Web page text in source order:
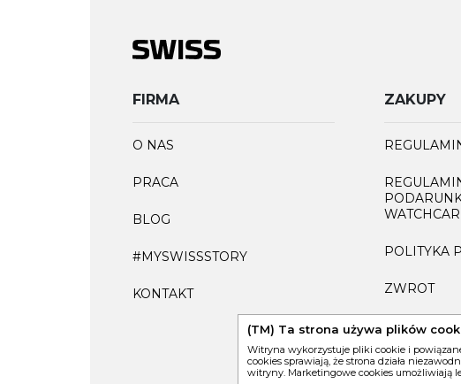
FIRMA
O NAS
PRACA
BLOG
#MYSWISSSTORY
KONTAKT
ZAKUPY
POLITYKA
ZWROT
FAQ
(TM) Ta strona używa plików
Witryna wykorzystuje pliki cookie i
cookies sprawiają, że strona działa
witryny. Marketingowe cookies umożliwiają